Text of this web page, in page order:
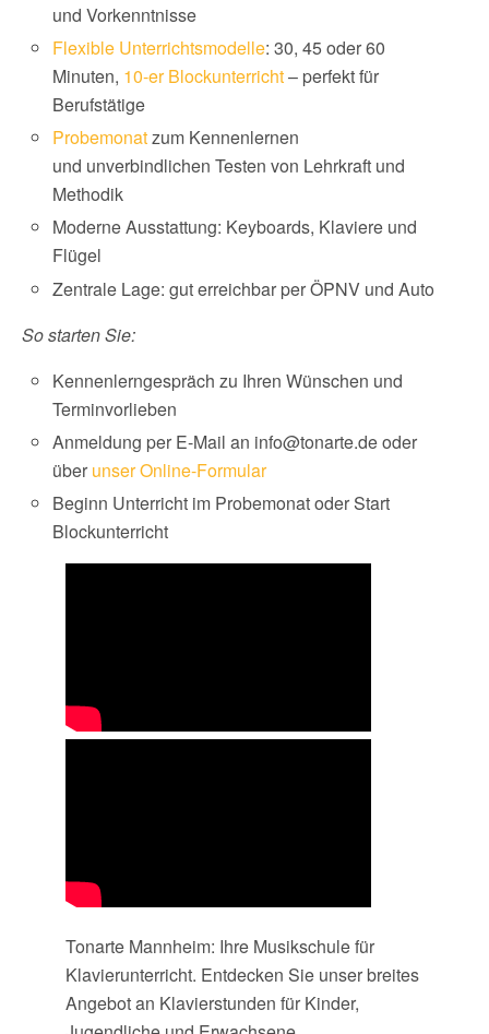
und Vorkenntnisse
Flexible Unterrichtsmodelle: 30, 45 oder 60
Minuten, 10-er Blockunterricht– perfekt für
Berufstätige
Probemonatzum Kennenlernen
und unverbindlichen Testen von Lehrkraft und
Methodik
Moderne Ausstattung: Keyboards, Klaviere und
Flügel
Zentrale Lage: gut erreichbar per ÖPNV und Auto
So starten Sie:
Kennenlerngespräch zu Ihren Wünschen und
Terminvorlieben
Anmeldung per E-Mail an info@tonarte.de oder
über unser Online-Formular
Beginn Unterricht im Probemonat oder Start
Blockunterricht
Tonarte Mannheim: Ihre Musikschule für
Klavierunterricht. Entdecken Sie unser breites
Angebot an Klavierstunden für Kinder,